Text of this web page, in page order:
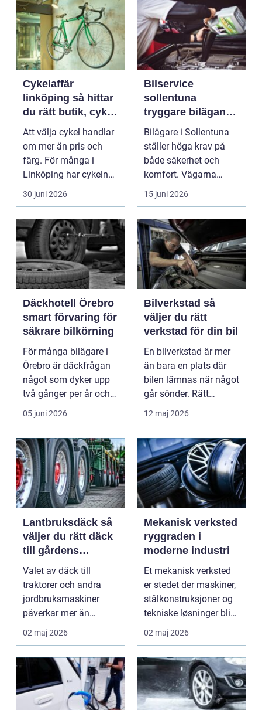
Cykelaffär
linköping så hittar
du rätt butik, cykel
och service
Att välja cykel handlar
om mer än pris och
färg. För många i
Linköping har cykeln
blivit en viktig d...
30 juni 2026
Bilservice
sollentuna
tryggare bilägande
året runt
Bilägare i Sollentuna
ställer höga krav på
både säkerhet och
komfort. Vägarna
växlar mellan
motorväg...
15 juni 2026
Däckhotell Örebro
smart förvaring för
säkrare bilkörning
För många bilägare i
Örebro är däckfrågan
något som dyker upp
två gånger per år och
mest känns som e...
05 juni 2026
Bilverkstad så
väljer du rätt
verkstad för din bil
En bilverkstad är mer
än bara en plats där
bilen lämnas när något
går sönder. Rätt
verkstad blir en ...
12 maj 2026
Lantbruksdäck så
väljer du rätt däck
till gårdens
maskiner
Valet av däck till
traktorer och andra
jordbruksmaskiner
påverkar mer än
många tror. Rätt däck
ger b...
02 maj 2026
Mekanisk verksted
ryggraden i
moderne industri
Et mekanisk verksted
er stedet der maskiner,
stålkonstruksjoner og
tekniske løsninger blir
holdt i g...
02 maj 2026